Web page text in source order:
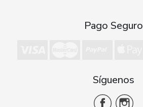
Pago Seguro
Síguenos